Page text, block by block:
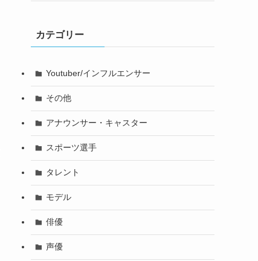
カテゴリー
Youtuber/インフルエンサー
その他
アナウンサー・キャスター
スポーツ選手
タレント
モデル
俳優
声優